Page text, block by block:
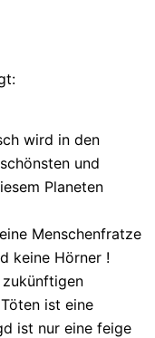
wird in den
und
Planeten
Menschenfratze
keine Hörner !
ist eine
ist nur eine feige